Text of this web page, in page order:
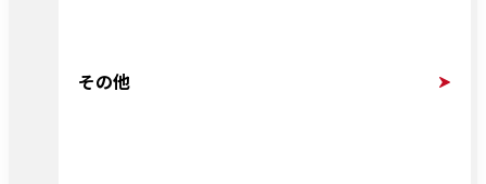
その他